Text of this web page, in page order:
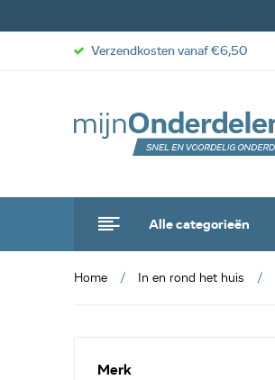
Alle categorieën
Verzendkosten vanaf €6,50
Home In en rond het huis
Merk